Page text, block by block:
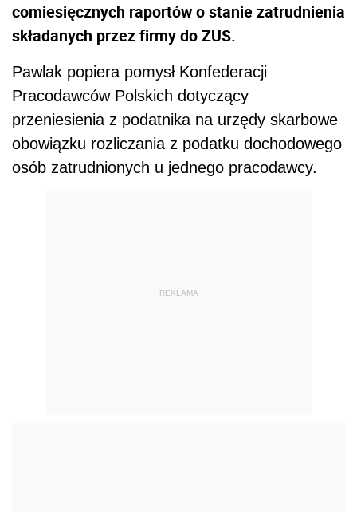
comiesięcznych raportów o stanie zatrudnienia
składanych przez firmy do ZUS.
Pawlak popiera pomysł Konfederacji
Pracodawców Polskich dotyczący
przeniesienia z podatnika na urzędy skarbowe
obowiązku rozliczania z podatku dochodowego
osób zatrudnionych u jednego pracodawcy.
REKLAMA